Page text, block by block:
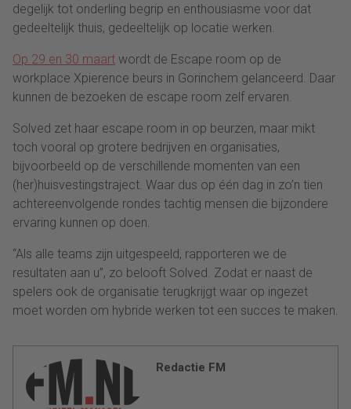
degelijk tot onderling begrip en enthousiasme voor dat
gedeeltelijk thuis, gedeeltelijk op locatie werken.
Op 29 en 30 maart wordt de Escape room op de
workplace Xpierence beurs in Gorinchem gelanceerd. Daar
kunnen de bezoeken de escape room zelf ervaren.
Solved zet haar escape room in op beurzen, maar mikt
toch vooral op grotere bedrijven en organisaties,
bijvoorbeeld op de verschillende momenten van een
(her)huisvestingstraject. Waar dus op één dag in zo’n tien
achtereenvolgende rondes tachtig mensen die bijzondere
ervaring kunnen op doen.
“Als alle teams zijn uitgespeeld, rapporteren we de
resultaten aan u”, zo belooft Solved. Zodat er naast de
spelers ook de organisatie terugkrijgt waar op ingezet
moet worden om hybride werken tot een succes te maken.
Redactie FM